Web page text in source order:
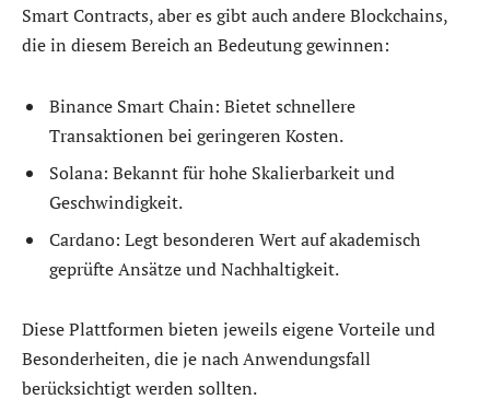
Smart Contracts, aber es gibt auch andere Blockchains,
die in diesem Bereich an Bedeutung gewinnen:
Binance Smart Chain: Bietet schnellere
Transaktionen bei geringeren Kosten.
Solana: Bekannt für hohe Skalierbarkeit und
Geschwindigkeit.
Cardano: Legt besonderen Wert auf akademisch
geprüfte Ansätze und Nachhaltigkeit.
Diese Plattformen bieten jeweils eigene Vorteile und
Besonderheiten, die je nach Anwendungsfall
berücksichtigt werden sollten.